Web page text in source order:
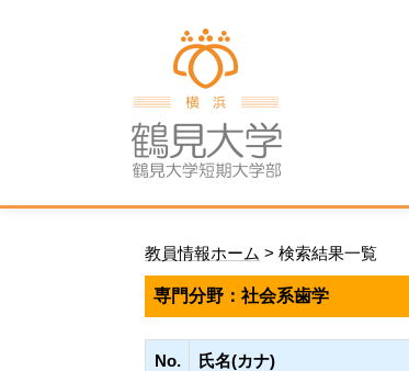
教員情報ホーム > 検索結果一覧
専門分野：社会系歯学
No. 氏名(カナ)